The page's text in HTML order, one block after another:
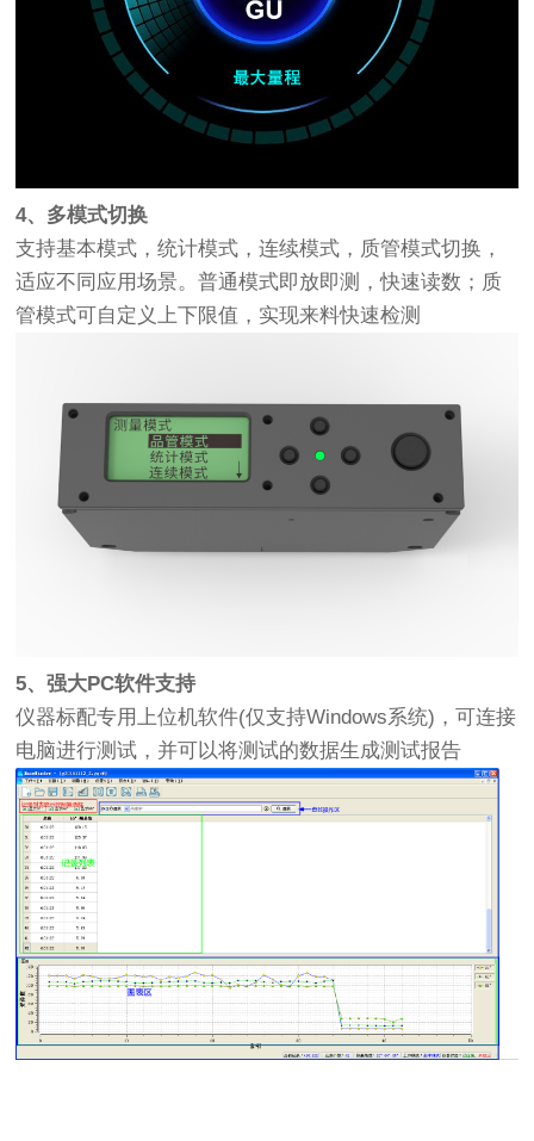
4、多模式切换
支持基本模式，统计模式，连续模式，质管模式切换，
适应不同应用场景。普通模式即放即测，快速读数；质
管模式可自定义上下限值，实现来料快速检测
5、强大PC软件支持
仪器标配专用上位机软件(仅支持Windows系统)，可连接
电脑进行测试，并可以将测试的数据生成测试报告